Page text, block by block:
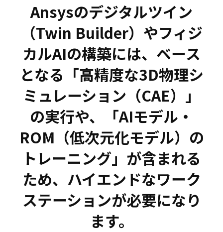
Ansysのデジタルツイン
（Twin Builder）やフィジ
カルAIの構築には、ベース
となる「高精度な3D物理シ
ミュレーション（CAE）」
の実行や、「AIモデル・
ROM（低次元化モデル）の
トレーニング」が含まれる
ため、ハイエンドなワーク
ステーションが必要になり
ます。